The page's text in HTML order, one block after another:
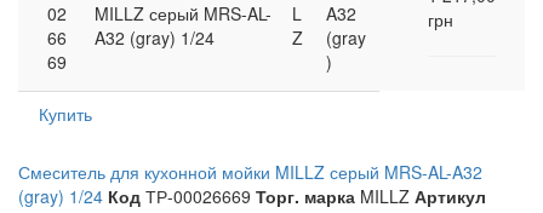
02
66
69
MILLZ серый MRS-AL-
A32 (gray) 1/24
L
Z
A32
(gray
)
грн
Купить
Смеситель для кухонной мойки MILLZ серый MRS-AL-A32
(gray) 1/24 Код ТР-00026669 Торг. марка MILLZ Артикул